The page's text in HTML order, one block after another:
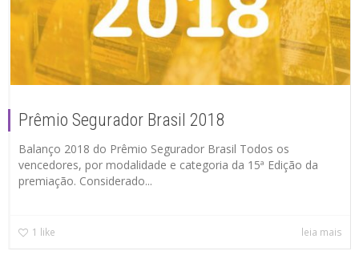
Prêmio Segurador Brasil 2018
Balanço 2018 do Prêmio Segurador Brasil Todos os
vencedores, por modalidade e categoria da 15ª Edição da
premiação. Considerado...
1 like leia mais